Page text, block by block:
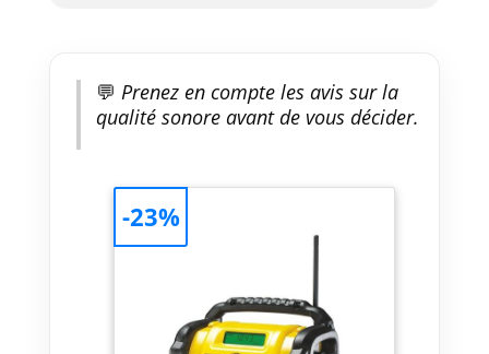
💬 Prenez en compte les avis sur la
qualité sonore avant de vous décider.
-23%